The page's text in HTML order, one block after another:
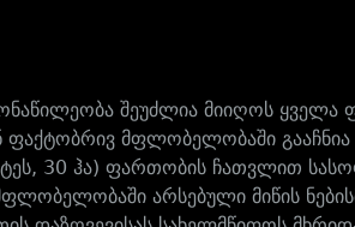
შეუძლია მიიღოს ყველა
ფაქტობრივ მფლობელობაში
30 ჰა) ფართობის ჩათვლით
მფლობელობაში არსებული მიწის